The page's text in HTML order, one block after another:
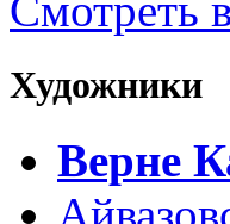
Художники
Верне